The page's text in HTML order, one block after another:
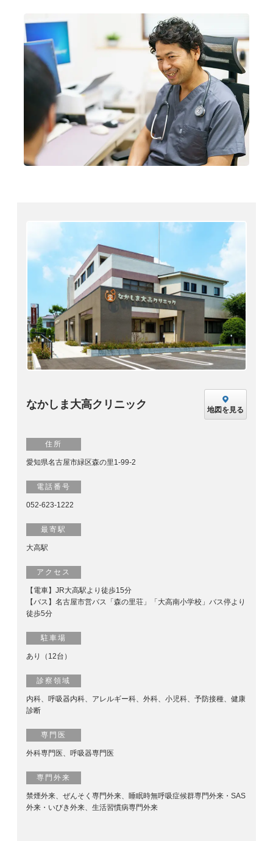
なかしま大高クリニック 地図を見る
住所
愛知県名古屋市緑区森の里1-99-2
電話番号
052-623-1222
最寄駅
大高駅
アクセス
【電車】JR大高駅より徒歩15分
【バス】名古屋市営バス「森の里荘」「大高南小学校」バス停より
徒歩5分
駐車場
あり（12台）
診察領域
内科、呼吸器内科、アレルギー科、外科、小児科、予防接種、健康
診断
専門医
外科専門医、呼吸器専門医
専門外来
禁煙外来、ぜんそく専門外来、睡眠時無呼吸症候群専門外来・SAS
外来・いびき外来、生活習慣病専門外来